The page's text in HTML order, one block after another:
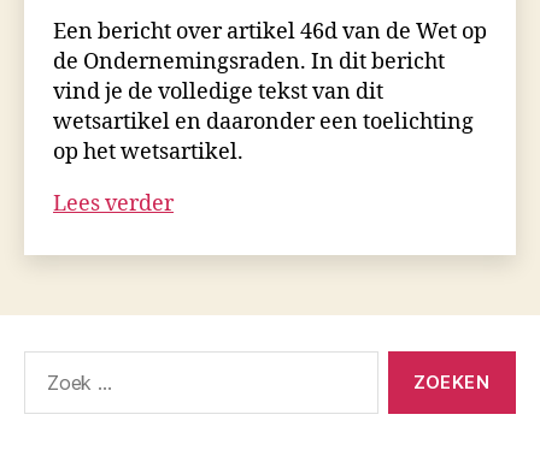
Een bericht over artikel 46d van de Wet op
de Ondernemingsraden. In dit bericht
vind je de volledige tekst van dit
wetsartikel en daaronder een toelichting
op het wetsartikel.
Lees verderArt
WOR
naar: